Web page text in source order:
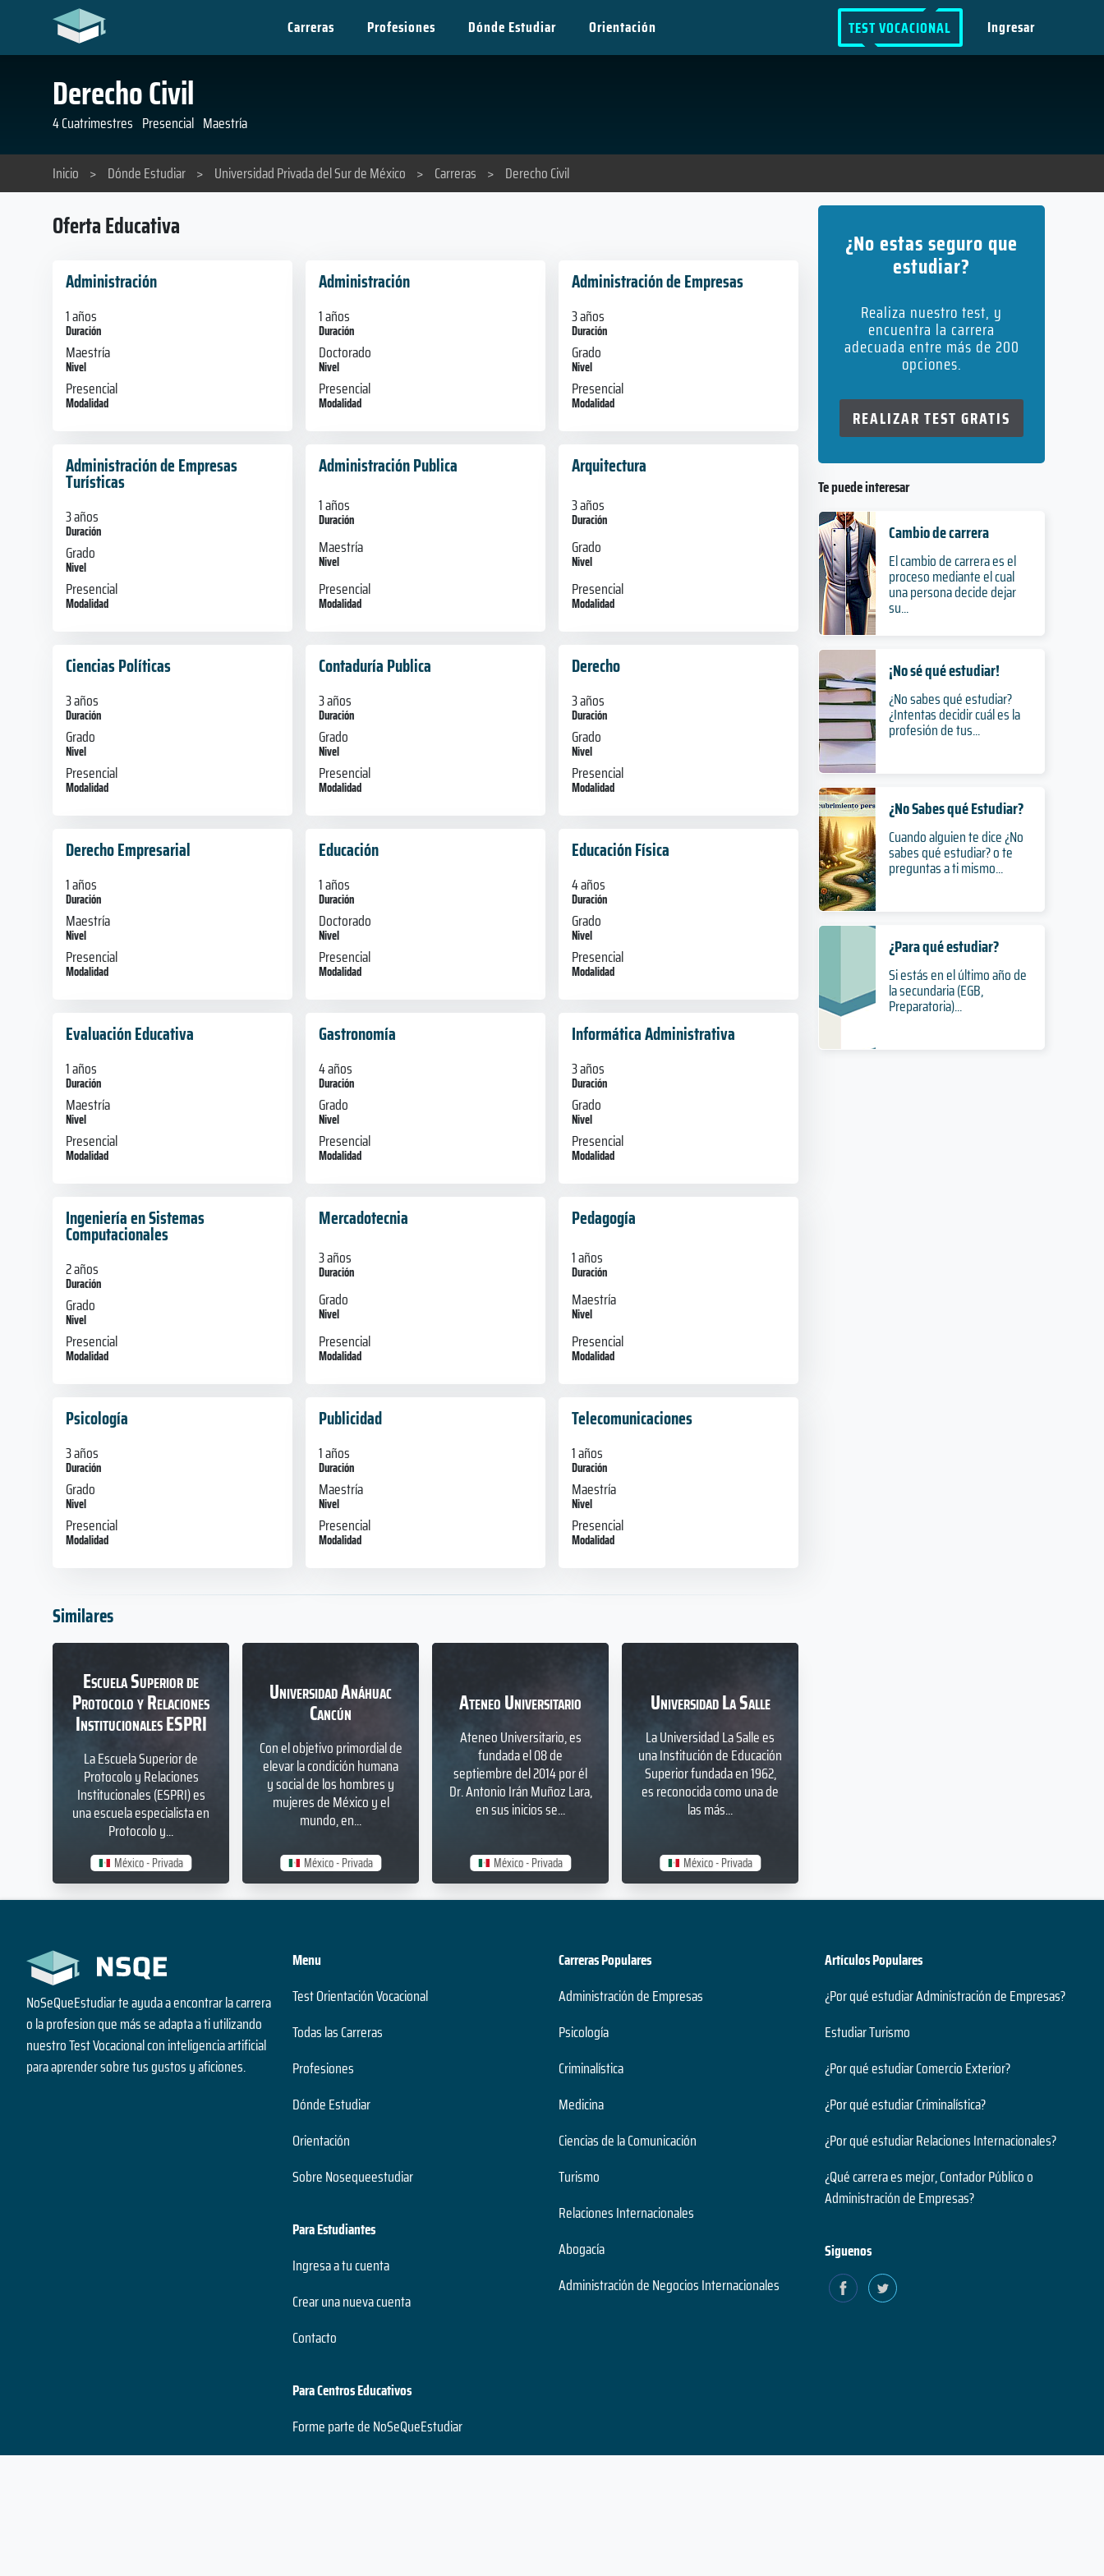
Carreras Profesiones Dónde Estudiar Orientación TEST VOCACIONAL Ingresar
Derecho Civil
4 Cuatrimestres Presencial Maestría
Inicio > Dónde Estudiar > Universidad Privada del Sur de México > Carreras > Derecho Civil
Oferta Educativa
Administración
1 años
Duración
Maestría
Nivel
Presencial
Modalidad
Administración
1 años
Duración
Doctorado
Nivel
Presencial
Modalidad
Administración de Empresas
3 años
Duración
Grado
Nivel
Presencial
Modalidad
Administración de Empresas
Turísticas
3 años
Duración
Grado
Nivel
Presencial
Modalidad
Administración Publica
1 años
Duración
Maestría
Nivel
Presencial
Modalidad
Arquitectura
3 años
Duración
Grado
Nivel
Presencial
Modalidad
Ciencias Políticas
3 años
Duración
Grado
Nivel
Presencial
Modalidad
Contaduría Publica
3 años
Duración
Grado
Nivel
Presencial
Modalidad
Derecho
3 años
Duración
Grado
Nivel
Presencial
Modalidad
Derecho Empresarial
1 años
Duración
Maestría
Nivel
Presencial
Modalidad
Educación
1 años
Duración
Doctorado
Nivel
Presencial
Modalidad
Educación Física
4 años
Duración
Grado
Nivel
Presencial
Modalidad
Evaluación Educativa
1 años
Duración
Maestría
Nivel
Presencial
Modalidad
Gastronomía
4 años
Duración
Grado
Nivel
Presencial
Modalidad
Informática Administrativa
3 años
Duración
Grado
Nivel
Presencial
Modalidad
Ingeniería en Sistemas
Computacionales
2 años
Duración
Grado
Nivel
Presencial
Modalidad
Mercadotecnia
3 años
Duración
Grado
Nivel
Presencial
Modalidad
Pedagogía
1 años
Duración
Maestría
Nivel
Presencial
Modalidad
Psicología
3 años
Duración
Grado
Nivel
Presencial
Modalidad
Publicidad
1 años
Duración
Maestría
Nivel
Presencial
Modalidad
Telecomunicaciones
1 años
Duración
Maestría
Nivel
Presencial
Modalidad
Similares
México - Privada
Escuela Superior de
Protocolo y Relaciones
Institucionales ESPRI
La Escuela Superior de
Protocolo y Relaciones
Institucionales (ESPRI) es
una escuela especialista en
Protocolo y...
México - Privada
Universidad Anáhuac
Cancún
Con el objetivo primordial de
elevar la condición humana
y social de los hombres y
mujeres de México y el
mundo, en...
México - Privada
Ateneo Universitario
Ateneo Universitario, es
fundada el 08 de
septiembre del 2014 por él
Dr. Antonio Irán Muñoz Lara,
en sus inicios se...
México - Privada
Universidad La Salle
La Universidad La Salle es
una Institución de Educación
Superior fundada en 1962,
es reconocida como una de
las más...
¿No estas seguro que
estudiar?
Realiza nuestro test, y
encuentra la carrera
adecuada entre más de 200
opciones.
REALIZAR TEST GRATIS
Te puede interesar
Cambio de carrera
El cambio de carrera es el
proceso mediante el cual
una persona decide dejar
su...
¡No sé qué estudiar!
¿No sabes qué estudiar?
¿Intentas decidir cuál es la
profesión de tus...
¿No Sabes qué Estudiar?
Cuando alguien te dice ¿No
sabes qué estudiar? o te
preguntas a ti mismo...
¿Para qué estudiar?
Si estás en el último año de
la secundaria (EGB,
Preparatoria)...
NoSeQueEstudiar te ayuda a encontrar la carrera
o la profesion que más se adapta a ti utilizando
nuestro Test Vocacional con inteligencia artificial
para aprender sobre tus gustos y aficiones.
Menu
Test Orientación Vocacional
Todas las Carreras
Profesiones
Dónde Estudiar
Orientación
Sobre Nosequeestudiar
Para Estudiantes
Ingresa a tu cuenta
Crear una nueva cuenta
Contacto
Para Centros Educativos
Forme parte de NoSeQueEstudiar
Carreras Populares
Administración de Empresas
Psicología
Criminalística
Medicina
Ciencias de la Comunicación
Turismo
Relaciones Internacionales
Abogacía
Administración de Negocios Internacionales
Artículos Populares
¿Por qué estudiar Administración de Empresas?
Estudiar Turismo
¿Por qué estudiar Comercio Exterior?
¿Por qué estudiar Criminalística?
¿Por qué estudiar Relaciones Internacionales?
¿Qué carrera es mejor, Contador Público o
Administración de Empresas?
Siguenos